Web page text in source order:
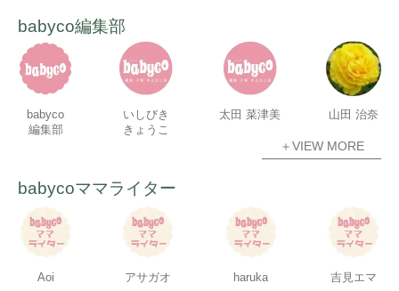
babyco編集部
babyco
編集部
いしびき
きょうこ
太田 菜津美 山田 治奈
＋VIEW MORE
babycoママライター
Aoi アサガオ haruka 吉見エマ